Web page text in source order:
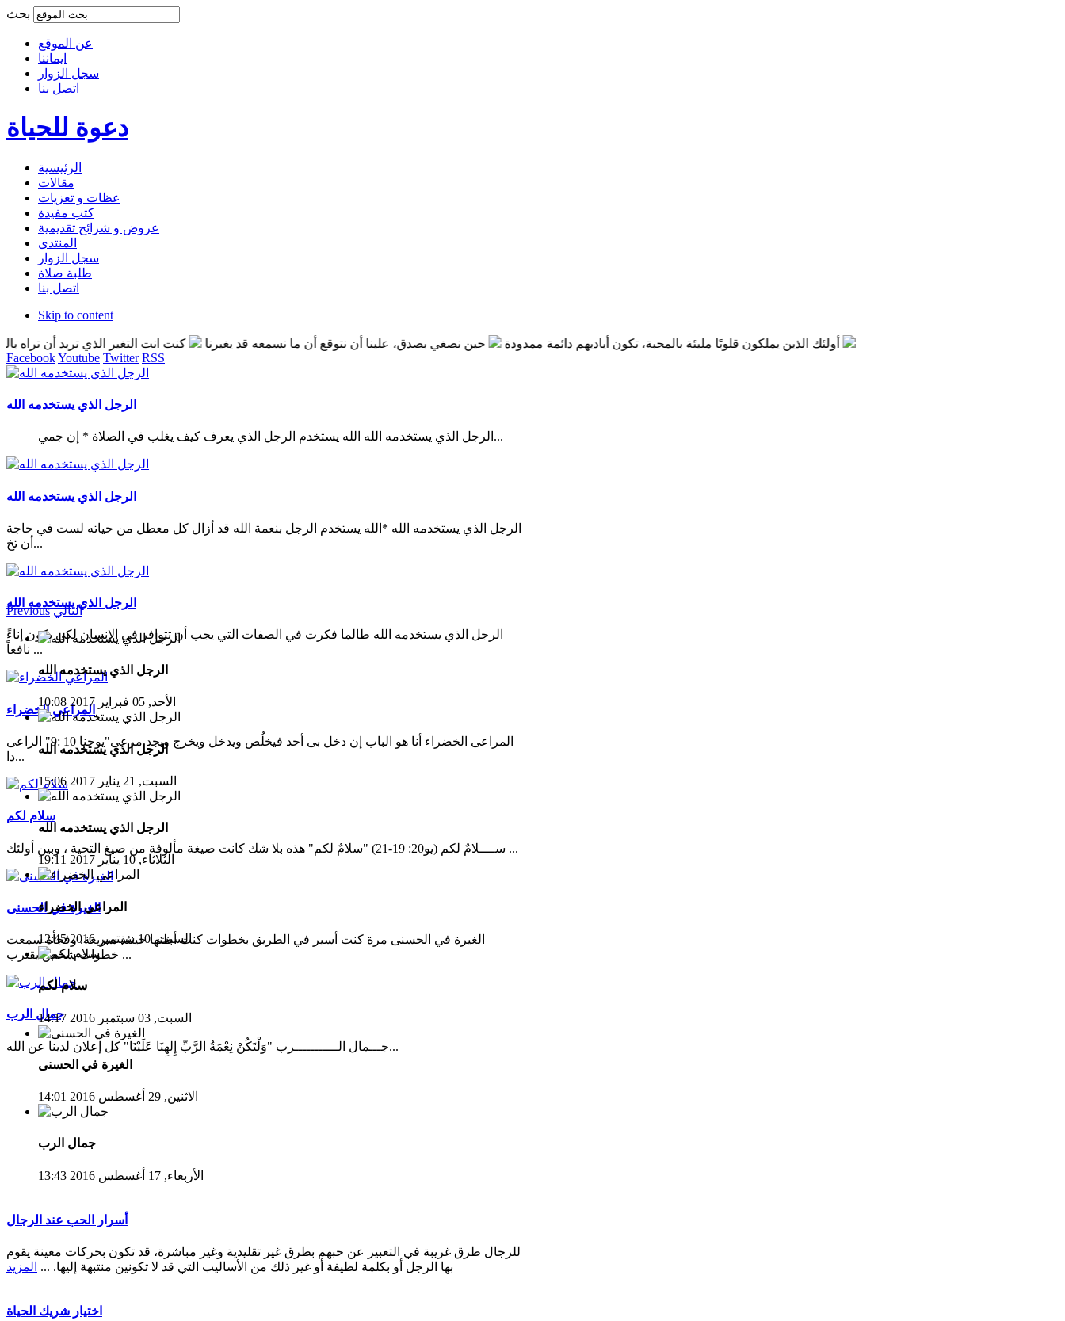
عن الموقع
ايماننا
سجل الزوار
اتصل بنا
دعوة للحياة
الرئيسية
مقالات
عظات و تعزيات
كتب مفيدة
عروض و شرائح تقديمية
المنتدى
سجل الزوار
طلبة صلاة
اتصل بنا
Skip to content
أولئك الذين يملكون قلوبًا مليئة بالمحبة، تكون أياديهم دائمة ممدودة حين نصغي بصدق، علينا أن نتوقع أن ما نسمعه قد يغيرنا كنت انت التغير الذي تريد أن تراه بالعالم
FacebookYoutube Twitter RSS
الرجل الذي يستخدمه الله
الرجل الذي يستخدمه الله الله يستخدم الرجل الذي يعرف كيف يغلب في الصلاة * إن جمي...
الرجل الذي يستخدمه الله
الرجل الذي يستخدمه الله *الله يستخدم الرجل بنعمة الله قد أزال كل معطل من حياته لست في حاجة
أن تخ...
الرجل الذي يستخدمه الله
الرجل الذي يستخدمه الله طالما فكرت في الصفات التي يجب أن تتوافر في الإنسان لكي يكون إناءً
نافعاً ...
المراعي الخضراء
المراعى الخضراء أنا هو الباب إن دخل بى أحد فيخلُص ويدخل ويخرج ويجد مرعى"يوحنا 10 :9" الراعى
دا...
سلام لكم
ســــلامٌ لكم (يو20: 19-21) "سلامٌ لكم" هذه بلا شك كانت صيغة مألوفة من صيغ التحية ، وبين أولئك ...
الغيرة في الحسنى
الغيرة في الحسنى مرة كنت أسير في الطريق بخطوات كنت أظنها حينئذ سريعة. وفجأة سمعت
خطوات شخص يقترب ...
جمال الرب
جـــمال الـــــــــــرب "وَلْتَكُنْ نِعْمَةُ الرَّبِّ إِلهِنَا عَلَيْنَا" كل إعلان لدينا عن الله...
Previous التالي
الرجل الذي يستخدمه الله
الأحد, 05 فبراير 2017 10:08
الرجل الذي يستخدمه الله
السبت, 21 يناير 2017 15:06
الرجل الذي يستخدمه الله
الثلاثاء, 10 يناير 2017 19:11
المراعي الخضراء
السبت, 10 سبتمبر 2016 12:45
سلام لكم
السبت, 03 سبتمبر 2016 14:17
الغيرة في الحسنى
الاثنين, 29 أغسطس 2016 14:01
جمال الرب
الأربعاء, 17 أغسطس 2016 13:43
أسرار الحب عند الرجال
للرجال طرق غريبة في التعبير عن حبهم بطرق غير تقليدية وغير مباشرة، قد تكون بحركات معينة يقوم
بها الرجل أو بكلمة لطيفة أو غير ذلك من الأساليب التي قد لا تكونين منتبهة إليها. ... المزيد
اختيار شريك الحياة